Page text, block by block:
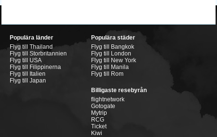
Populära länder
Flyg till Thailand
Flyg till Storbritannien
Flyg till USA
Flyg till Filippinerna
Flyg till Italien
Flyg till Japan
Populära städer
Flyg till Bangkok
Flyg till London
Flyg till New York
Flyg till Manila
Flyg till Rom
Billigaste resebyrån
flightnetwork
Gotogate
Mytrip
RCG
Ticket
Kiwi